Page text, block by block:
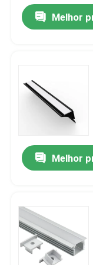
Melhor
Melhor